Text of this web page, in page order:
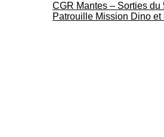
CGR Mantes – Sorties du
Patrouille Mission Dino et